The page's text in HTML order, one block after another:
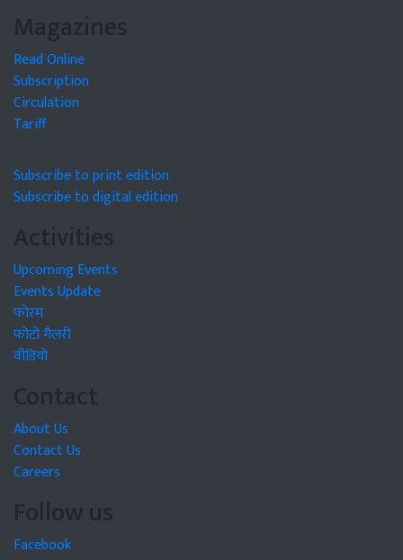
Magazines
Read Online
Subscription
Circulation
Tariff
Subscribe to print edition
Subscribe to digital edition
Activities
Upcoming Events
Events Update
फोरम
फोटो गैलरी
वीडियो
Contact
About Us
Contact Us
Careers
Follow us
Facebook